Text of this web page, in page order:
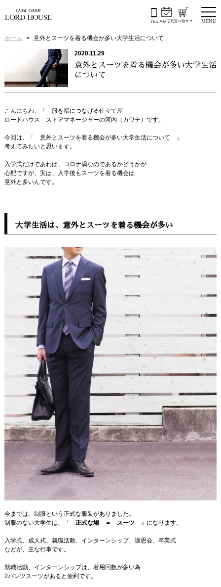
ホーム 意外とスーツを着る機会が多い大学生活について
2020.11.29
意外とスーツを着る機会が多い大学生活
について
こんにちわ、「 服を福につなげる仕立て屋 」
ロードハウス ストアマネージャーの河内（カワチ）です。
今回は、「 意外とスーツを着る機会が多い大学生活について 」
考えてみたいと思います。
入学式だけであれば、コロナ渦なのであるかどうかが
心配ですが、実は、入学後もスーツを着る機会は
意外と多いんです。
大学生活は、意外とスーツを着る機会が多い
今までは、制服という正式な服装がありました。
制服のない大学生は、「 正式な場 ＝ スーツ 」 になります。
入学式、成人式、就職活動、インターンシップ、謝恩会、卒業式
などが、主な行事です。
就職活動、インターンシップは、着用回数が多い為
2パンツスーツがあると便利です。